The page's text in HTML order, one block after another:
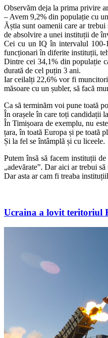
Observăm deja la prima privire
– Avem 9,2% din populație cu
Ăștia sunt oamenii care ar
de absolvire a unei instituții de
Cei cu un IQ în intervalul 100-
funcționari în diferite instituții,
Dintre cei 34,1% din populație
durată de cel puțin 3 ani.
Iar ceilalți 22,6% vor fi muncitori
măsoare cu un șubler, să facă
Ca să terminăm voi pune toată
În orașele în care toți candidații
În Timișoara de exemplu, nu
țara, în toată Europa și pe toată
Și la fel se întâmplă și cu liceele.
Putem însă să facem instituții
„adevărate”. Dar aici ar trebui
Dar asta ar cam fi treaba
Ucraina a lovit teritoriul